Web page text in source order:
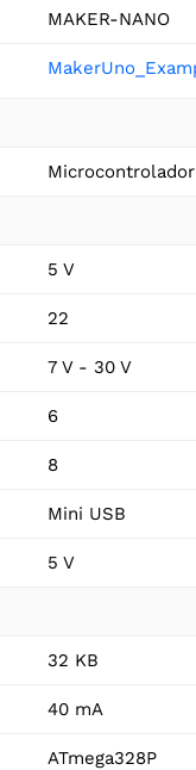
MAKER-NANO
Microcontrolador
5 V
22
7 V - 30 V
6
8
Mini USB
5 V
32 KB
40 mA
ATmega328P